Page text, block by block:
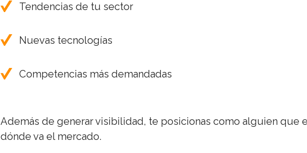
Tendencias de tu sector
Nuevas tecnologías
Competencias más demandadas
Además de generar visibilidad, te posicionas como alguien que
dónde va el mercado.